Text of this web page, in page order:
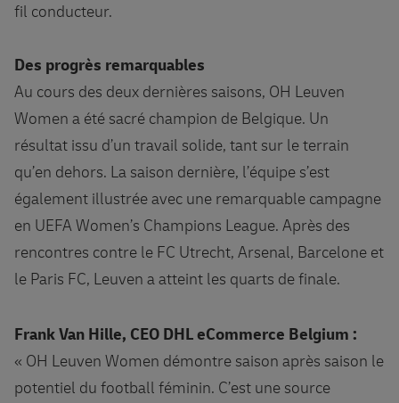
fil conducteur.
Des progrès remarquables
Au cours des deux dernières saisons, OH Leuven
Women a été sacré champion de Belgique. Un
résultat issu d’un travail solide, tant sur le terrain
qu’en dehors. La saison dernière, l’équipe s’est
également illustrée avec une remarquable campagne
en UEFA Women’s Champions League. Après des
rencontres contre le FC Utrecht, Arsenal, Barcelone et
le Paris FC, Leuven a atteint les quarts de finale.
Frank Van Hille, CEO DHL eCommerce Belgium :
« OH Leuven Women démontre saison après saison le
potentiel du football féminin. C’est une source